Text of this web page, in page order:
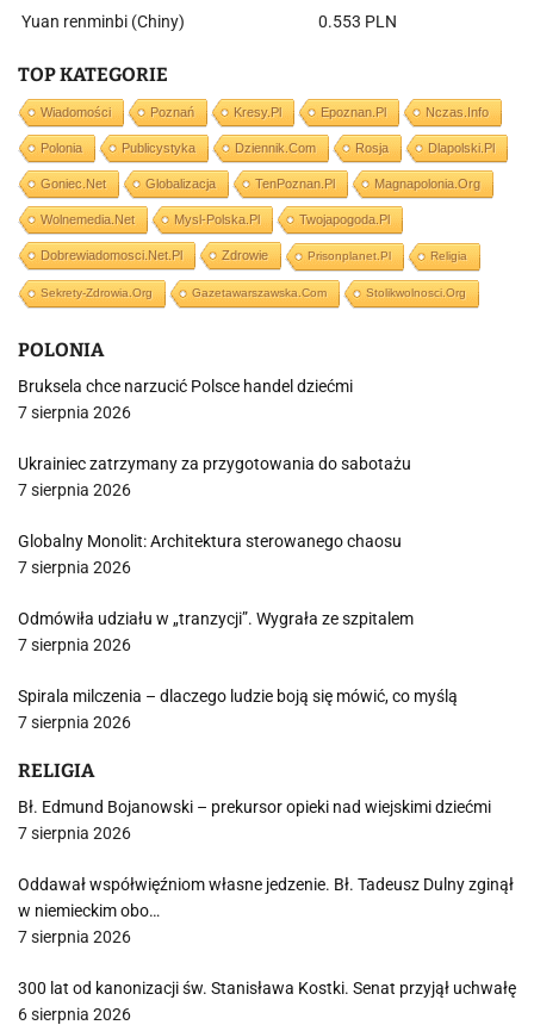
Yuan renminbi (Chiny) 0.553 PLN
TOP KATEGORIE
Wiadomości Poznań Kresy.pl Epoznan.pl Nczas.info
Polonia Publicystyka Dziennik.com Rosja Dlapolski.pl
Goniec.net Globalizacja TenPoznan.pl Magnapolonia.org
Wolnemedia.net Mysl-Polska.pl Twojapogoda.pl
Dobrewiadomosci.net.pl Zdrowie Prisonplanet.pl Religia
Sekrety-Zdrowia.org Gazetawarszawska.com Stolikwolnosci.org
POLONIA
Bruksela chce narzucić Polsce handel dziećmi
7 sierpnia 2026
Ukrainiec zatrzymany za przygotowania do sabotażu
7 sierpnia 2026
Globalny Monolit: Architektura sterowanego chaosu
7 sierpnia 2026
Odmówiła udziału w „tranzycji”. Wygrała ze szpitalem
7 sierpnia 2026
Spirala milczenia – dlaczego ludzie boją się mówić, co myślą
7 sierpnia 2026
RELIGIA
Bł. Edmund Bojanowski – prekursor opieki nad wiejskimi dziećmi
7 sierpnia 2026
Oddawał współwięźniom własne jedzenie. Bł. Tadeusz Dulny zginął
w niemieckim obo…
7 sierpnia 2026
300 lat od kanonizacji św. Stanisława Kostki. Senat przyjął uchwałę
6 sierpnia 2026